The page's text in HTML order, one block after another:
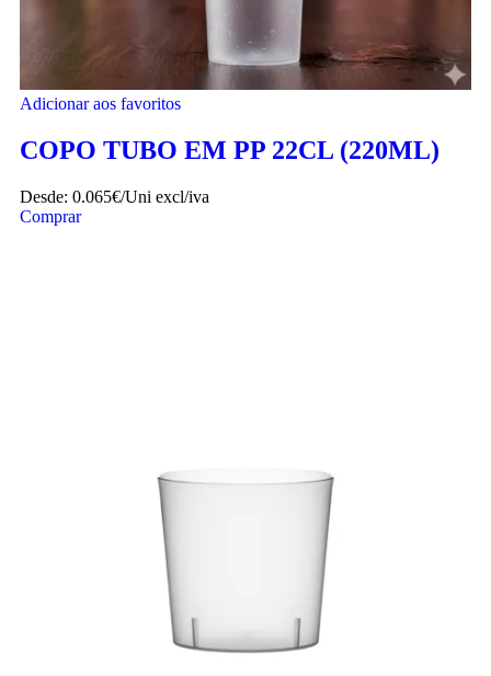
Adicionar aos favoritos
COPO TUBO EM PP 22CL (220ML)
Desde: 0.065€/Uni excl/iva
Comprar